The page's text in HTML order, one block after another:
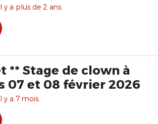
y a plus de 2 ans.
** Stage de clown à
07 et 08 février 2026
y a 7 mois.